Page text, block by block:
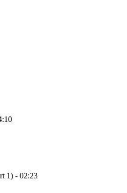
1) - 02:23